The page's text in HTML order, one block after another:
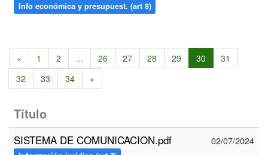
Info económica y presupuest. (art 8)
« 1 2 ... 26 27 28 29 30
31
32
33 34 »
Título
SISTEMA DE COMUNICACION.pdf 02/07/2024